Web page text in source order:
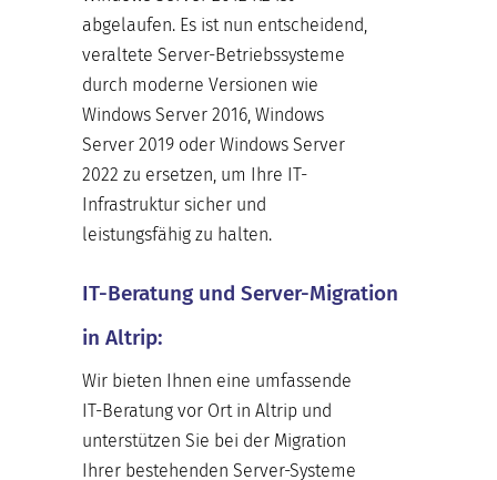
abgelaufen. Es ist nun entscheidend,
veraltete Server-Betriebssysteme
durch moderne Versionen wie
Windows Server 2016, Windows
Server 2019 oder Windows Server
2022 zu ersetzen, um Ihre IT-
Infrastruktur sicher und
leistungsfähig zu halten.
IT-Beratung und Server-Migration
in Altrip:
Wir bieten Ihnen eine umfassende
IT-Beratung vor Ort in Altrip und
unterstützen Sie bei der Migration
Ihrer bestehenden Server-Systeme